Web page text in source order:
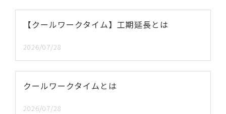
【クールワークタイム】工期延長とは
2026/07/28
クールワークタイムとは
2026/07/28